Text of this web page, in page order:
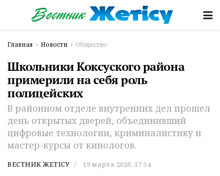
Главная Новости Общество
Школьники Коксуского района
примерили на себя роль
полицейских
В районном отделе внутренних дел прошел
день открытых дверей, объединивший
цифровые технологии, криминалистику и
мастер-курсы от кинологов.
ВЕСТНИК ЖЕТІСУ 19 марта 2026, 17:54